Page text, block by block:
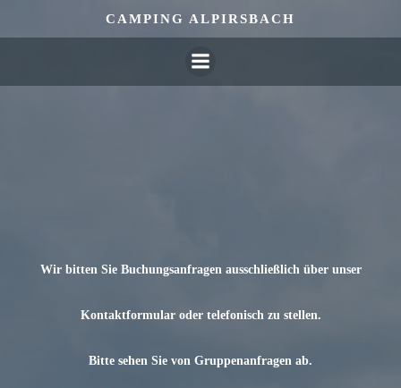
Zum
springen
CAMPING ALPIRSBACH
Wir bitten Sie Buchungsanfragen ausschließlich über unser
Kontaktformular oder telefonisch zu stellen.
Bitte sehen Sie von Gruppenanfragen ab.